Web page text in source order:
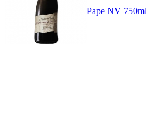
Pape NV 750ml